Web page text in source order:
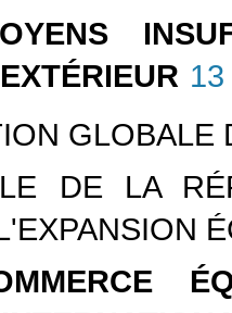
13
GLOBALE
DE LA